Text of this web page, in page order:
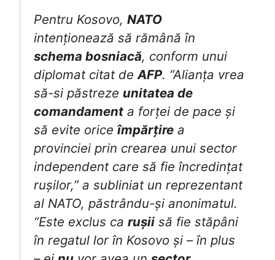
Pentru Kosovo, NATO
intenționează să rămână în
schema bosniacă, conform unui
diplomat citat de AFP. “Alianța vrea
să-si păstreze unitatea de
comandament a forței de pace și
să evite orice împărțire a
provinciei prin crearea unui sector
independent care să fie încredințat
rușilor,” a subliniat un reprezentant
al NATO, păstrându-și anonimatul.
“Este exclus ca rușii să fie stăpâni
în regatul lor în Kosovo și – în plus